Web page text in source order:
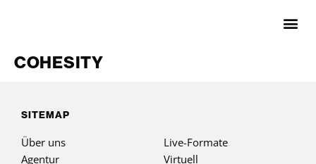
COHESITY
SITEMAP
Über uns
Agentur
Live-Formate
Virtuell